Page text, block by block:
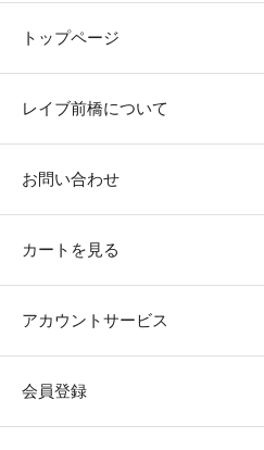
トップページ
レイブ前橋について
お問い合わせ
カートを見る
アカウントサービス
会員登録